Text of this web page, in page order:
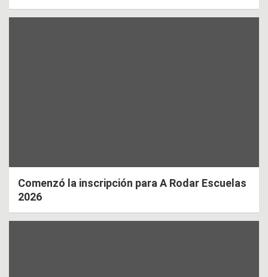
Comenzó la inscripción para A Rodar Escuelas
2026